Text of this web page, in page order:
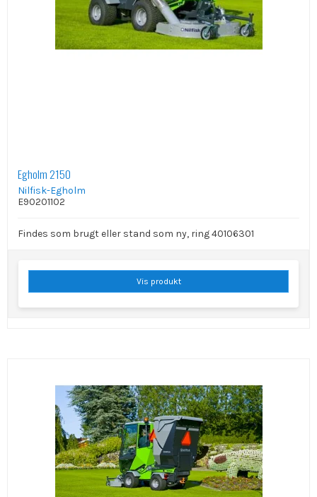
Egholm 2150
Nilfisk-Egholm
E90201102
Findes som brugt eller stand som ny, ring 40106301
Vis produkt